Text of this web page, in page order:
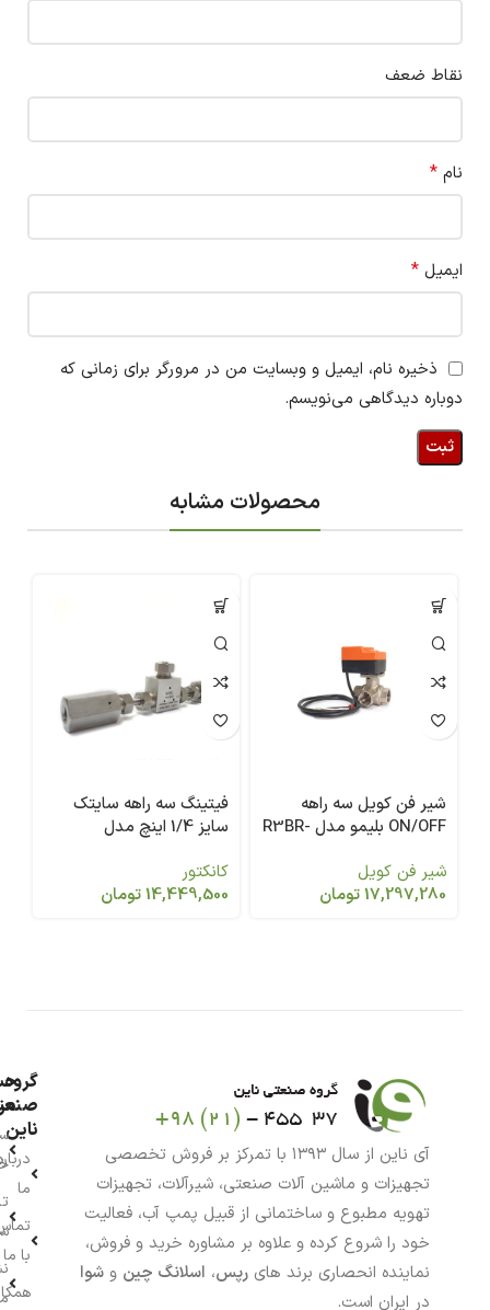
نقاط ضعف
نام *
ایمیل *
ذخیره نام، ایمیل و وبسایت من در مرورگر برای زمانی که
دوباره دیدگاهی می‌نویسم.
محصولات مشابه
شیر فن کویل سه راهه
ON/OFF بلیمو مدل R3BR-
شیر فن کویل
17,297,280تومان
فیتینگ سه راهه سایتک
سایز 1/4 اینچ مدل
کانکتور
14,449,500تومان
آی ناین از سال ۱۳۹۳ با تمرکز بر فروش تخصصی
تجهیزات و ماشین آلات صنعتی، شیرآلات، تجهیزات
تهویه مطبوع و ساختمانی از قبیل پمپ آب، فعالیت
خود را شروع کرده و علاوه بر مشاوره خرید و فروش،
نماینده انحصاری برند های رپس، اسلانگ چین و شوا
در ایران است.
گروه
ناین
ما
با ما